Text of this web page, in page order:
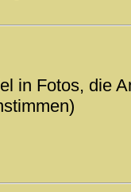
in Fotos, die